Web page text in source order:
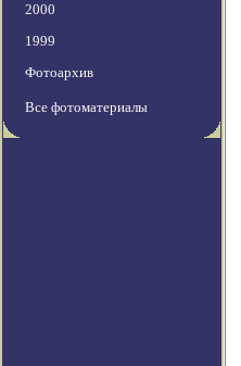
2000
1999
Фотоархив
Все фотоматериалы